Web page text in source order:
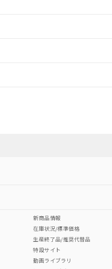
Cr(VI)
新商品情報
在庫状況/標準価格
生産終了品/推奨代替品
特設サイト
動画ライブラリ